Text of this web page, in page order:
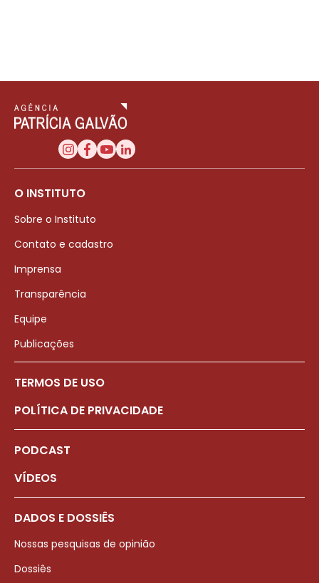
O INSTITUTO
Sobre o Instituto
Contato e cadastro
Imprensa
Transparência
Equipe
Publicações
TERMOS DE USO
POLÍTICA DE PRIVACIDADE
PODCAST
VÍDEOS
DADOS E DOSSIÊS
Nossas pesquisas de opinião
Dossiês